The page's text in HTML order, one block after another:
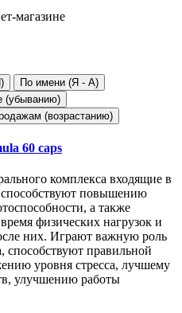
магазине
По имени (Я - A)
(убыванию)
(возрастанию)
60 caps
комплекса входящие в
повышению
а также
физических нагрузок и
них. Играют важную роль
способствуют правильной
уровня стресса, лучшему
улучшению работы